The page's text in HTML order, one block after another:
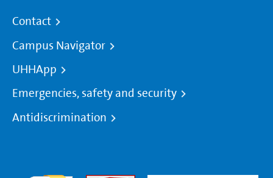
Contact
Campus Navigator
UHHApp
Emergencies, safety and security
Antidiscrimination